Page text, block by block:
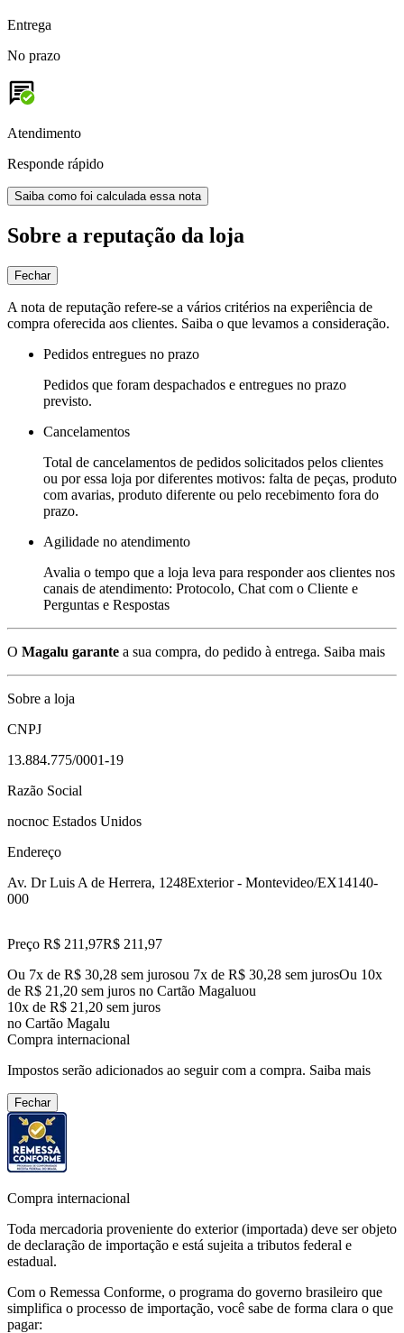
Entrega
No prazo
Atendimento
Responde rápido
Saiba como foi calculada essa nota
Sobre a reputação da loja
Fechar
A nota de reputação refere-se a vários critérios na experiência de
compra oferecida aos clientes. Saiba o que levamos a consideração.
Pedidos entregues no prazo
Pedidos que foram despachados e entregues no prazo
previsto.
Cancelamentos
Total de cancelamentos de pedidos solicitados pelos clientes
ou por essa loja por diferentes motivos: falta de peças, produto
com avarias, produto diferente ou pelo recebimento fora do
prazo.
Agilidade no atendimento
Avalia o tempo que a loja leva para responder aos clientes nos
canais de atendimento: Protocolo, Chat com o Cliente e
Perguntas e Respostas
O Magalu garante a sua compra, do pedido à entrega. Saiba mais
Sobre a loja
CNPJ
13.884.775/0001-19
Razão Social
nocnoc Estados Unidos
Endereço
Av. Dr Luis A de Herrera, 1248Exterior - Montevideo/EX14140-
000
Preço R$ 211,97R$ 211 ,97
Ou 7x de R$ 30,28 sem jurosou 7x de R$ 30,28 sem jurosOu 10x
de R$ 21,20 sem juros no Cartão Magaluou
10x de R$ 21,20 sem juros
no Cartão Magalu
Compra internacional
Impostos serão adicionados ao seguir com a compra. Saiba mais
Fechar
Compra internacional
Toda mercadoria proveniente do exterior (importada) deve ser objeto
de declaração de importação e está sujeita a tributos federal e
estadual.
Com o Remessa Conforme, o programa do governo brasileiro que
simplifica o processo de importação, você sabe de forma clara o que
pagar: